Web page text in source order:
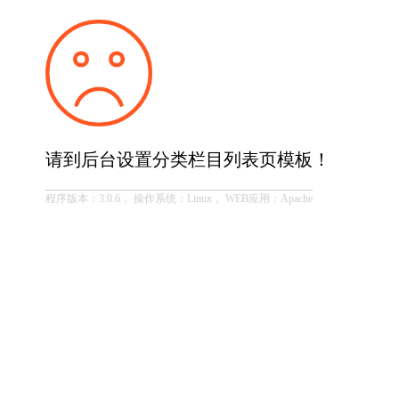
请到后台设置分类栏目列表页模板！
程序版本：3.0.6， 操作系统：Linux， WEB应用：Apache